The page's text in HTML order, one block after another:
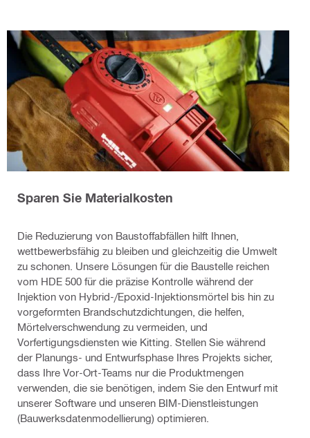
Sparen Sie Materialkosten
Die Reduzierung von Baustoffabfällen hilft Ihnen,
wettbewerbsfähig zu bleiben und gleichzeitig die Umwelt
zu schonen. Unsere Lösungen für die Baustelle reichen
vom HDE 500 für die präzise Kontrolle während der
Injektion von Hybrid-/Epoxid-Injektionsmörtel bis hin zu
vorgeformten Brandschutzdichtungen, die helfen,
Mörtelverschwendung zu vermeiden, und
Vorfertigungsdiensten wie Kitting. Stellen Sie während
der Planungs- und Entwurfsphase Ihres Projekts sicher,
dass Ihre Vor-Ort-Teams nur die Produktmengen
verwenden, die sie benötigen, indem Sie den Entwurf mit
unserer Software und unseren BIM-Dienstleistungen
(Bauwerksdatenmodellierung) optimieren.